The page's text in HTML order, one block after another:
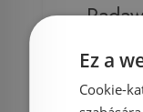
Ez a
Cookie-